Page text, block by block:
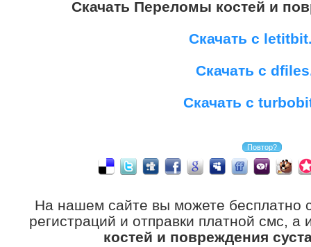
Скачать Переломы костей и
Скачать с
Скачать с
Скачать с
На нашем сайте вы можете бесплатно
регистраций и отправки платной смс, а
костей и повреждения